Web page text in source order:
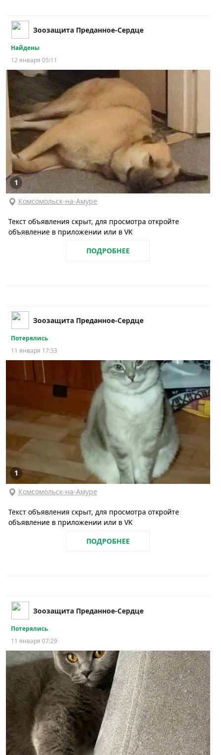
Зоозащита Преданное-Сердце
Найдены
12 января 05:11
1
Комсомольск-на-Амуре
Текст объявления скрыт, для просмотра откройте
объявление в приложении или в VK
ПОДРОБНЕЕ
Зоозащита Преданное-Сердце
Потерялись
11 января 17:33
1
Комсомольск-на-Амуре
Текст объявления скрыт, для просмотра откройте
объявление в приложении или в VK
ПОДРОБНЕЕ
Зоозащита Преданное-Сердце
Потерялись
11 января 07:29